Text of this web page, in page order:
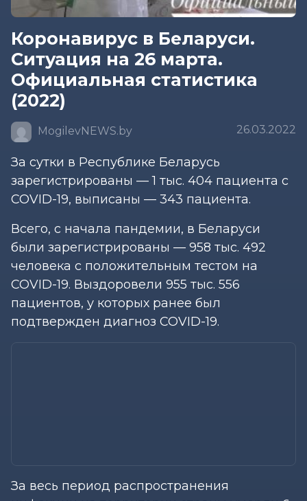
Коронавирус в Беларуси.
Ситуация на 26 марта.
Официальная статистика
(2022)
MogilevNEWS.by 26.03.2022
За сутки в Республике Беларусь
зарегистрированы — 1 тыс. 404 пациента с
COVID-19, выписаны — 343 пациента.
Всего, с начала пандемии, в Беларуси
были зарегистрированы — 958 тыс. 492
человека с положительным тестом на
COVID-19. Выздоровели 955 тыс. 556
пациентов, у которых ранее был
подтвержден диагноз COVID-19.
За весь период распространения